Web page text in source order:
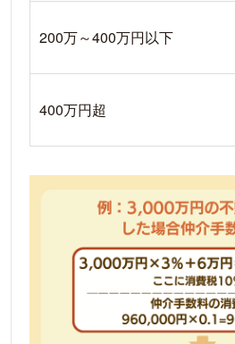
200万～400万円以下
400万円超